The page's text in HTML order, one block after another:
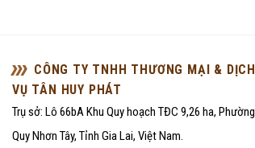
CÔNG TY TNHH THƯƠNG MẠI & DỊCH
VỤ TÂN HUY PHÁT
Trụ sở: Lô 66bA Khu Quy hoạch TĐC 9,26 ha, Phường
Quy Nhơn Tây, Tỉnh Gia Lai, Việt Nam.